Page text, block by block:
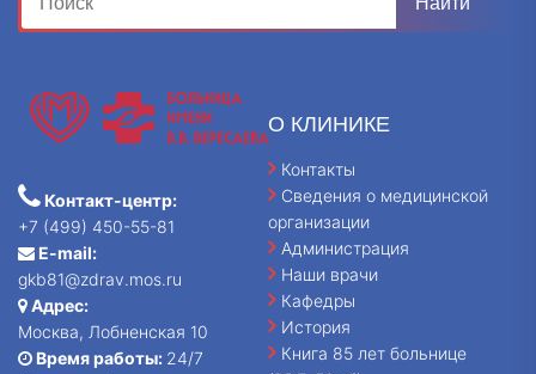
Контакт-центр:
+7 (499) 450-55-81
E-mail:
gkb81@zdrav.mos.ru
Адрес:
Москва, Лобненская 10
Время работы: 24/7
О КЛИНИКЕ
Контакты
Сведения о медицинской
организации
Администрация
Наши врачи
Кафедры
История
Книга 85 лет больнице